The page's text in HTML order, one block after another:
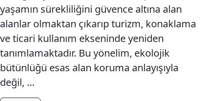
yaşamın sürekliliğini güvence altına alan
alanlar olmaktan çıkarıp turizm, konaklama
ve ticari kullanım ekseninde yeniden
tanımlamaktadır. Bu yönelim, ekolojik
bütünlüğü esas alan koruma anlayışıyla
değil, …